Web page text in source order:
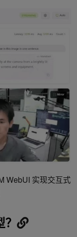
WebUI 实现交互式